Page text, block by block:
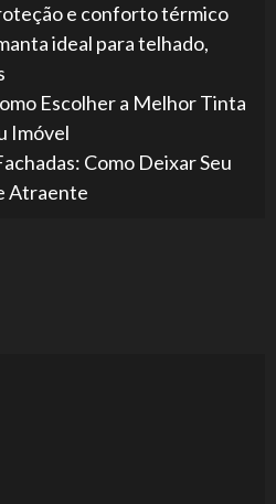
e conforto térmico
ideal para telhado,
Escolher a Melhor Tinta
Imóvel
Como Deixar Seu
Atraente